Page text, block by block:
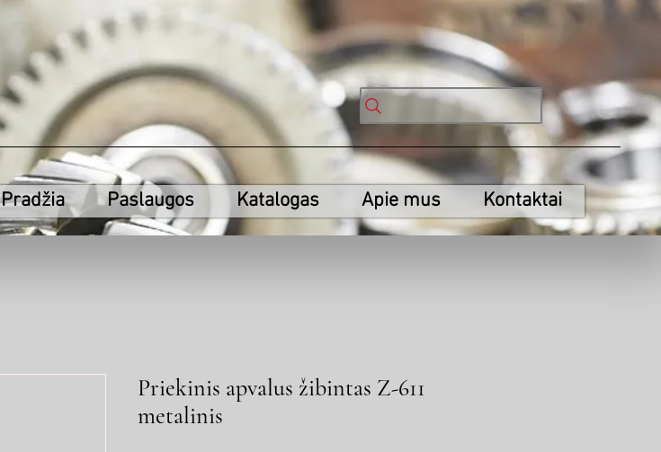
Pradžia Paslaugos Katalogas Apie mus Kontaktai
Priekinis apvalus žibintas Z-611
metalinis